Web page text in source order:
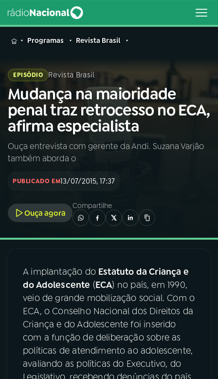
MENU
Buscar
na
Rádio
Nacional
Buscar
AO VIVO
INÍCIO
A RÁDIO
03PROGRAMAÇÃO
04PROGRAMAS
PODCASTS
06VIDEOCASTS
Programas Revista Brasil
EPISÓDIO Revista Brasil
Mudança na maioridade
penal traz retrocesso no ECA,
afirma especialista
Ouça entrevista com gerente da Andi. Suzana Varjão
também aborda o
PUBLICADO EM13/07/2015, 17:37
Ouça agora
Compartilhe
A implantação do Estatuto da Criança e
do Adolescente (ECA) no país, em 1990,
veio de grande mobilização social. Com o
ECA, o Conselho Nacional dos Direitos da
Criança e do Adolescente foi inserido
com a função de deliberação sobre as
políticas de atendimento ao adolescente,
avaliando as políticas do Executivo, do